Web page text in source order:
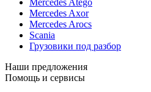
Mercedes Axor
Mercedes Arocs
Scania
Грузовики под разбор
Наши предложения
Помощь и сервисы